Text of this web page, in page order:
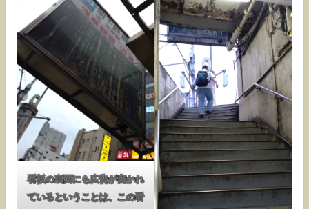
看板の裏面にも広告が書かれ
ているということは、この看